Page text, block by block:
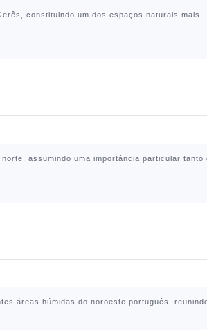
, constituindo um dos espaços naturais mais
assumindo uma importância particular tanto
áreas húmidas do noroeste português,